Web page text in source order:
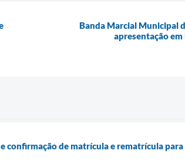
Banda Marcial Municipal
apresentação
confirmação de matrícula e rematrícula